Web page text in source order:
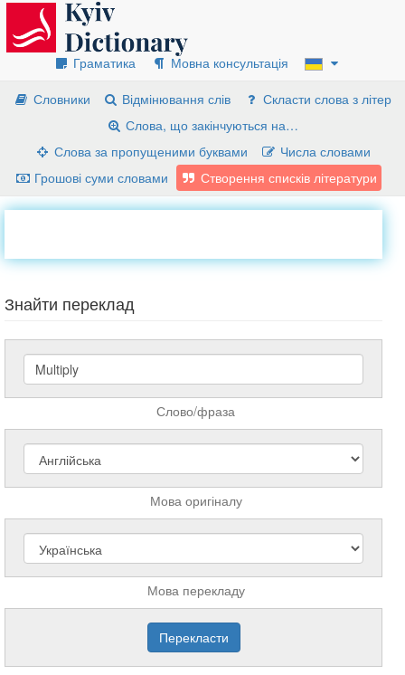
Граматика
Мовна консультація
Словники
Відмінювання слів
Скласти слова з літер
Слова, що закінчуються на…
Слова за пропущеними буквами
Числа словами
Грошові суми словами
Створення списків літератури
Знайти переклад
Слово/фраза
Мова оригіналу
Мова перекладу